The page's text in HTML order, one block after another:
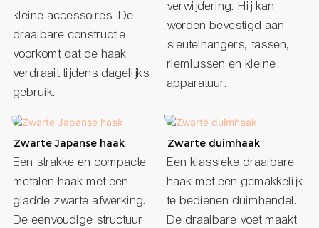
kleine accessoires. De
draaibare constructie
voorkomt dat de haak
verdraait tijdens dagelijks
gebruik.
verwijdering. Hij kan
worden bevestigd aan
sleutelhangers, tassen,
riemlussen en kleine
apparatuur.
Zwarte Japanse haak
Een strakke en compacte
metalen haak met een
gladde zwarte afwerking.
De eenvoudige structuur
Zwarte duimhaak
Een klassieke draaibare
haak met een gemakkelijk
te bedienen duimhendel.
De draaibare voet maakt